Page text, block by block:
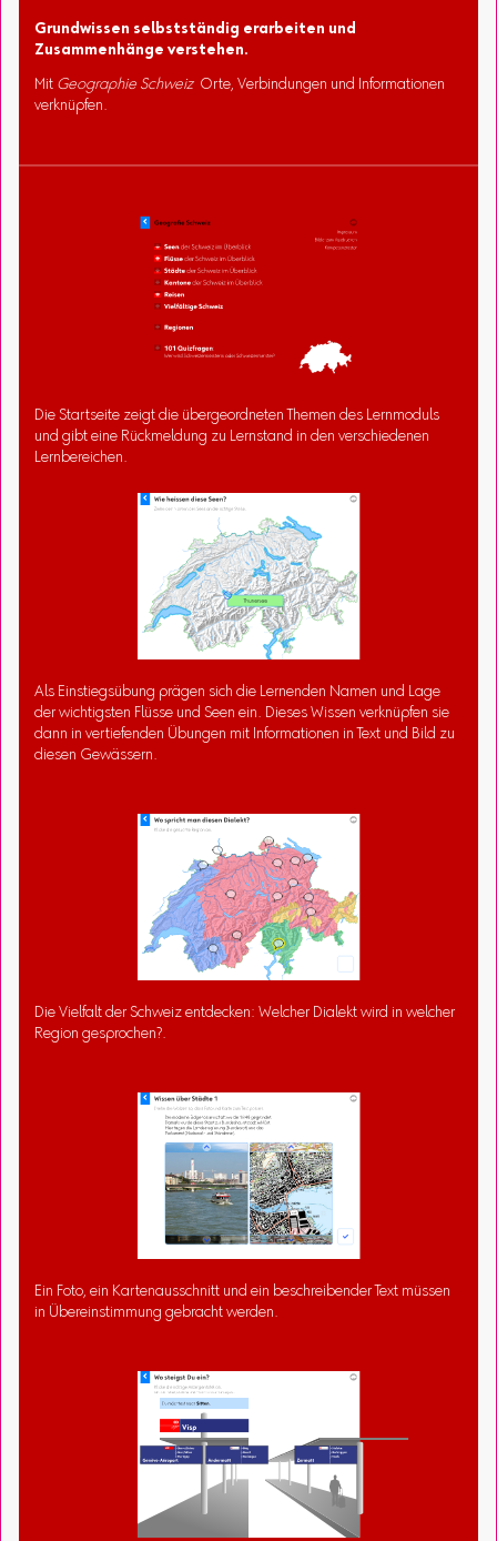
Grundwissen selbstständig erarbeiten und
Zusammenhänge verstehen.
Mit Geographie SchweizOrte, Verbindungen und Informationen
verknüpfen.
Die Startseite zeigt die übergeordneten Themen des Lernmoduls
und gibt eine Rückmeldung zu Lernstand in den verschiedenen
Lernbereichen.
Als Einstiegsübung prägen sich die Lernenden Namen und Lage
der wichtigsten Flüsse und Seen ein. Dieses Wissen verknüpfen sie
dann in vertiefenden Übungen mit Informationen in Text und Bild zu
diesen Gewässern.
Die Vielfalt der Schweiz entdecken: Welcher Dialekt wird in welcher
Region gesprochen?.
Ein Foto, ein Kartenausschnitt und ein beschreibender Text müssen
in Übereinstimmung gebracht werden.